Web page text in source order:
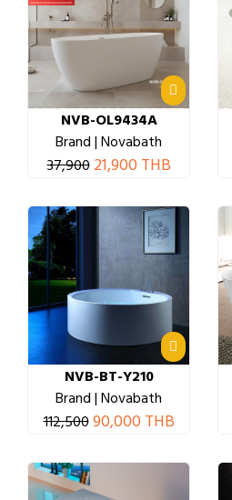
NVB-OL9434A
Brand | Novabath
37,900 21,900 THB
NVB-BT-Y210
Brand | Novabath
112,50090,000 THB